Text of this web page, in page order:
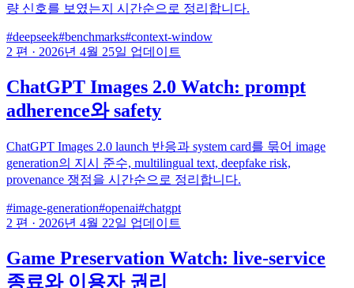
량 신호를 보였는지 시간순으로 정리합니다.
#deepseek#benchmarks#context-window
2 편 · 2026년 4월 25일 업데이트
ChatGPT Images 2.0 Watch: prompt
adherence와 safety
ChatGPT Images 2.0 launch 반응과 system card를 묶어 image
generation의 지시 준수, multilingual text, deepfake risk,
provenance 쟁점을 시간순으로 정리합니다.
#image-generation#openai#chatgpt
2 편 · 2026년 4월 22일 업데이트
Game Preservation Watch: live-service
종료와 이용자 권리